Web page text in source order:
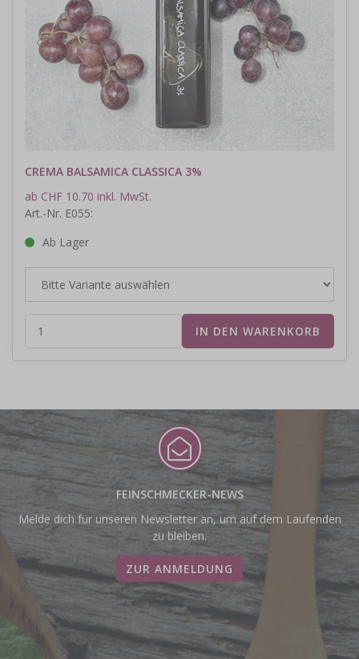
CREMA BALSAMICA CLASSICA 3%
ab CHF 10.70 inkl. MwSt.
Art.-Nr. E055:
Ab Lager
FEINSCHMECKER-NEWS
Melde dich für unseren Newsletter an, um auf dem Laufenden
zu bleiben.
ZUR ANMELDUNG